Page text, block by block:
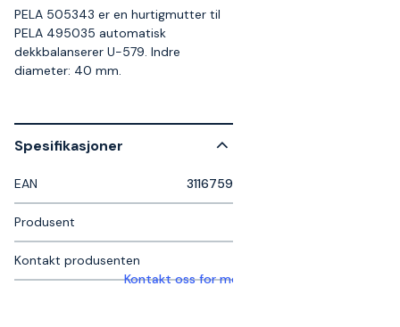
PELA 505343 er en hurtigmutter til
PELA 495035 automatisk
dekkbalanserer U-579. Indre
diameter: 40 mm.
Spesifikasjoner
EAN 3116759
Produsent
Kontakt produsenten
Kontakt oss for mer informasjon